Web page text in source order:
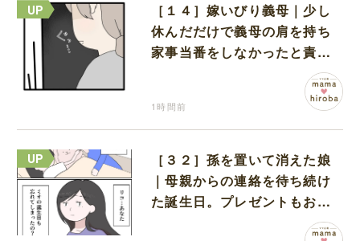
［１４］嫁いびり義母｜少し
休んだだけで義母の肩を持ち
家事当番をしなかったと責め
1時間前
［３２］孫を置いて消えた娘
｜母親からの連絡を待ち続け
た誕生日。プレゼントもお祝